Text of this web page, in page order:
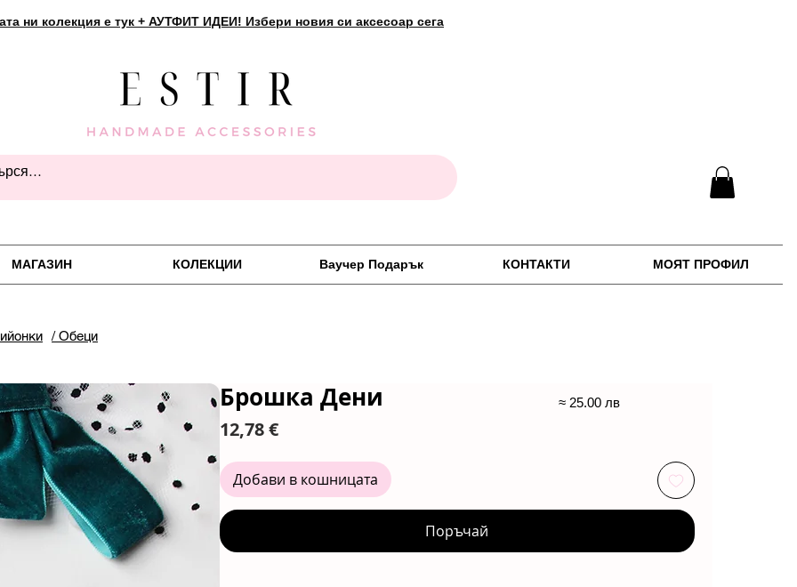
ни колекция е тук + АУТФИТ ИДЕИ! Избери новия си аксесоар сега
МАГАЗИН КОЛЕКЦИИ Ваучер Подарък КОНТАКТИ МОЯТ ПРОФИЛ
/ Обеци
Брошка Дени
12,78 €Цена
Добави в кошницата
Поръчай
≈ 25.00 лв